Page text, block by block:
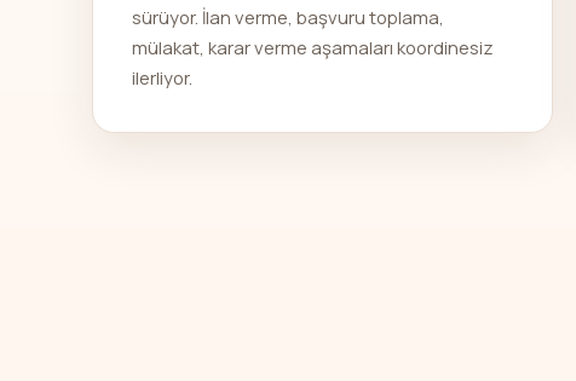
sürüyor. İlan verme, başvuru toplama,
mülakat, karar verme aşamaları koordinesiz
ilerliyor.